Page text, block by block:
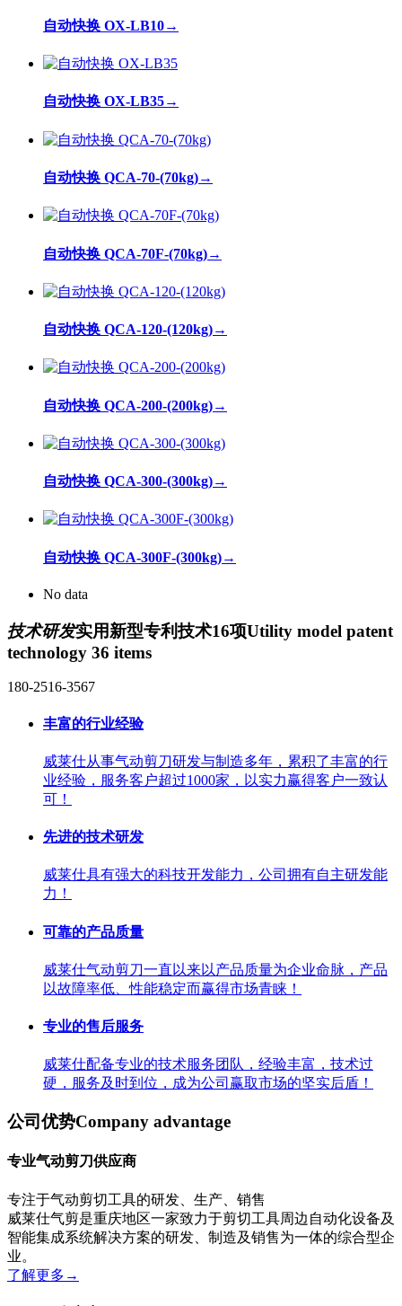
自动快换 OX-LB10→
自动快换 OX-LB35→
自动快换 QCA-70-(70kg)→
自动快换 QCA-70F-(70kg)→
自动快换 QCA-120-(120kg)→
自动快换 QCA-200-(200kg)→
自动快换 QCA-300-(300kg)→
自动快换 QCA-300F-(300kg)→
No data
技术研发实用新型专利技术16项Utility model patent
technology 36 items
180-2516-3567
丰富的行业经验
威莱仕从事气动剪刀研发与制造多年，累积了丰富的行
业经验，服务客户超过1000家，以实力赢得客户一致认
可！
先进的技术研发
威莱仕具有强大的科技开发能力，公司拥有自主研发能
力！
可靠的产品质量
威莱仕气动剪刀一直以来以产品质量为企业命脉，产品
以故障率低、性能稳定而赢得市场青睐！
专业的售后服务
威莱仕配备专业的技术服务团队，经验丰富，技术过
硬，服务及时到位，成为公司赢取市场的坚实后盾！
公司优势Company advantage
专业气动剪刀供应商
专注于气动剪切工具的研发、生产、销售
威莱仕气剪是重庆地区一家致力于剪切工具周边自动化设备及
智能集成系统解决方案的研发、制造及销售为一体的综合型企
业。
了解更多 →